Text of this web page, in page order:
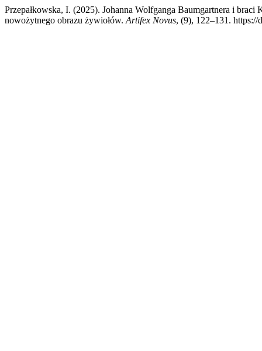
Przepałkowska, I. (2025). Johanna Wolfganga Baumgartnera i
nowożytnego obrazu żywiołów. Artifex Novus, (9), 122–131. https://